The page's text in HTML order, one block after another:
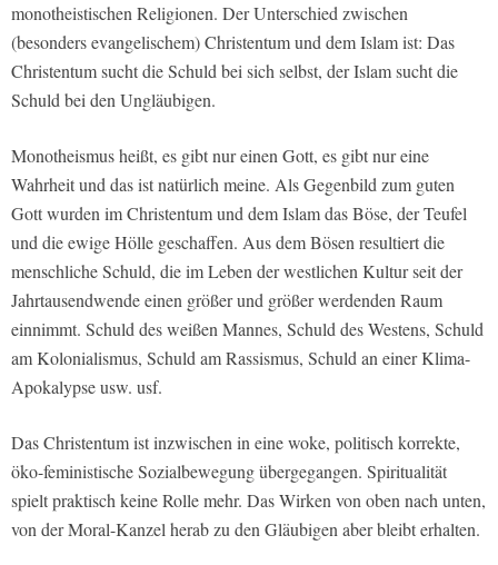
monotheistischen Religionen. Der Unterschied zwischen
(besonders evangelischem) Christentum und dem Islam ist: Das
Christentum sucht die Schuld bei sich selbst, der Islam sucht die
Schuld bei den Ungläubigen.
Monotheismus heißt, es gibt nur einen Gott, es gibt nur eine
Wahrheit und das ist natürlich meine. Als Gegenbild zum guten
Gott wurden im Christentum und dem Islam das Böse, der Teufel
und die ewige Hölle geschaffen. Aus dem Bösen resultiert die
menschliche Schuld, die im Leben der westlichen Kultur seit der
Jahrtausendwende einen größer und größer werdenden Raum
einnimmt. Schuld des weißen Mannes, Schuld des Westens, Schuld
am Kolonialismus, Schuld am Rassismus, Schuld an einer Klima-
Apokalypse usw. usf.
Das Christentum ist inzwischen in eine woke, politisch korrekte,
öko-feministische Sozialbewegung übergegangen. Spiritualität
spielt praktisch keine Rolle mehr. Das Wirken von oben nach unten,
von der Moral-Kanzel herab zu den Gläubigen aber bleibt erhalten.